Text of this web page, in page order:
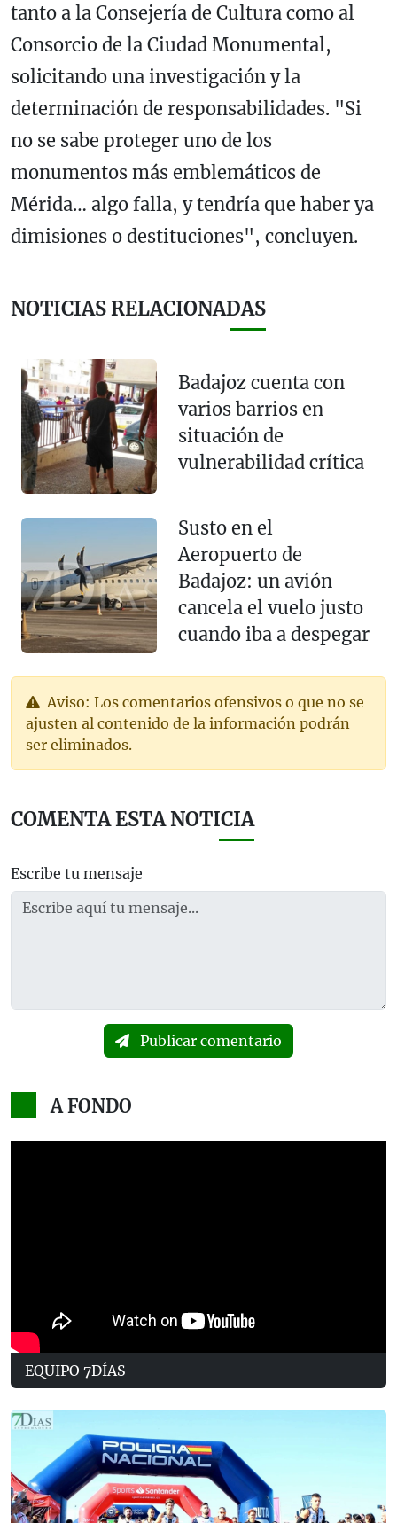
tanto a la Consejería de Cultura como al
Consorcio de la Ciudad Monumental,
solicitando una investigación y la
determinación de responsabilidades. "Si
no se sabe proteger uno de los
monumentos más emblemáticos de
Mérida… algo falla, y tendría que haber ya
dimisiones o destituciones", concluyen.
NOTICIAS RELACIONADAS
Badajoz cuenta con
varios barrios en
situación de
vulnerabilidad crítica
Susto en el
Aeropuerto de
Badajoz: un avión
cancela el vuelo justo
cuando iba a despegar
Aviso: Los comentarios ofensivos o que no se
ajusten al contenido de la información podrán
ser eliminados.
COMENTA ESTA NOTICIA
Escribe tu mensaje
Publicar comentario
A FONDO
EQUIPO 7DÍAS